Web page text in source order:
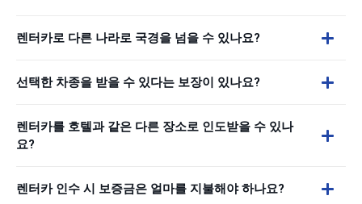
렌터카로 다른 나라로 국경을 넘을 수 있나요?
선택한 차종을 받을 수 있다는 보장이 있나요?
렌터카를 호텔과 같은 다른 장소로 인도받을 수 있나
요?
렌터카 인수 시 보증금은 얼마를 지불해야 하나요?